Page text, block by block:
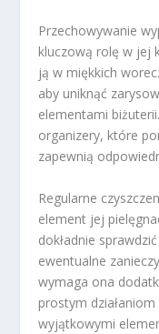
Przechowywanie
kluczową rolę w jej
ją w miękkich
aby uniknąć
elementami
organizery, które
zapewnią
Regularne
element jej
dokładnie
ewentualne
wymaga ona
prostym
wyjątkowymi